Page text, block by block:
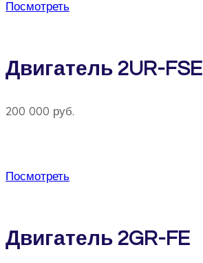
Посмотреть
Двигатель 2UR-FSE
200 000 руб.
Посмотреть
Двигатель 2GR-FE